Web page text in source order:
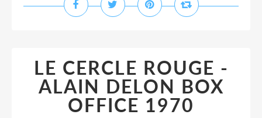
LE CERCLE ROUGE -
ALAIN DELON BOX
OFFICE 1970